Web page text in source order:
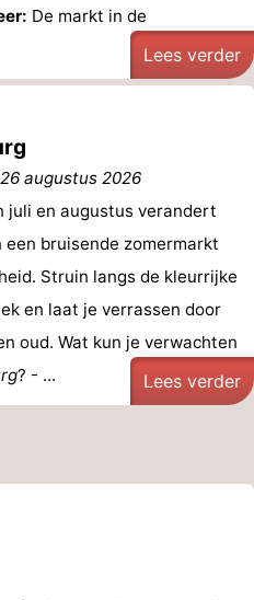
De markt in de
Lees verder
augustus 2026
juli en augustus verandert
een bruisende zomermarkt
Struin langs de kleurrijke
en laat je verrassen door
oud. Wat kun je verwachten
? - ... Lees verder